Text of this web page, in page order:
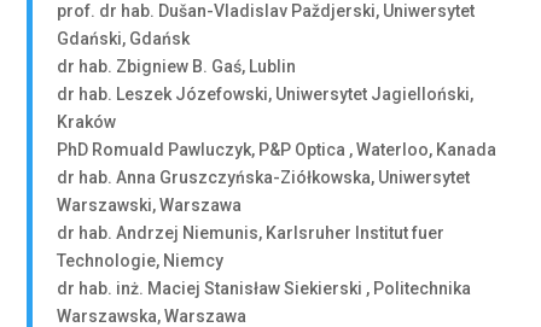
prof. dr hab. Dušan-Vladislav Paždjerski, Uniwersytet
Gdański, Gdańsk
dr hab. Zbigniew B. Gaś, Lublin
dr hab. Leszek Józefowski, Uniwersytet Jagielloński,
Kraków
PhD Romuald Pawluczyk, P&P Optica , Waterloo, Kanada
dr hab. Anna Gruszczyńska-Ziółkowska, Uniwersytet
Warszawski, Warszawa
dr hab. Andrzej Niemunis, Karlsruher Institut fuer
Technologie, Niemcy
dr hab. inż. Maciej Stanisław Siekierski , Politechnika
Warszawska, Warszawa